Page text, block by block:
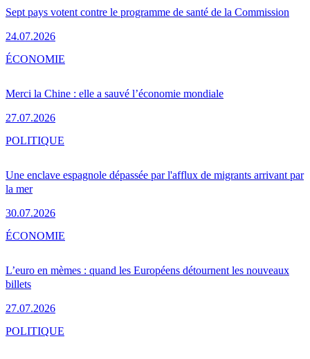
Sept pays votent contre le programme de santé de la Commission
24.07.2026
Merci la Chine : elle a sauvé l’économie mondiale
27.07.2026
ÉCONOMIE
Une enclave espagnole dépassée par l'afflux de migrants arrivant par
la mer
30.07.2026
POLITIQUE
L’euro en mèmes : quand les Européens détournent les nouveaux
billets
27.07.2026
ÉCONOMIE
POLITIQUE